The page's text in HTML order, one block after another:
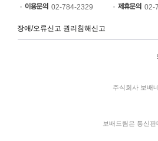
02-784-2329 02-
장애/오류신고 권리침해신고
주식회사 보배
보배드림은 통신